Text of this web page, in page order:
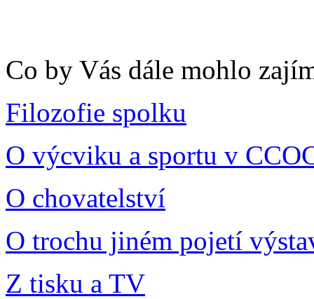
Co by Vás dále mohlo
Filozofie spolku
O výcviku a sportu v
O chovatelství
O trochu jiném pojetí
Z tisku a TV